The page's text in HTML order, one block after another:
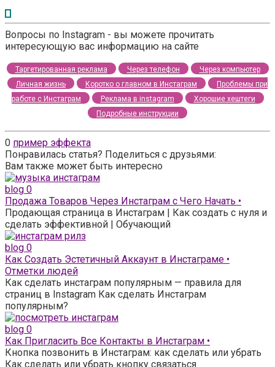
Вопросы по Instagram - вы можете прочитать
интересующую вас информацию на сайте
Таргетированная реклама Через телефон
Через компьютер
Личная жизнь
Коротко о главном в Инстаграм
Проблемы при
работе с Инстаграм
Реклама в instagram
Хорошие хештеги
Подробные инструкции
0 пример эффекта
Понравилась статья? Поделиться с друзьями:
Вам также может быть интересно
blog 0
Продажа Товаров Через Инстаграм с Чего Начать •
Продающая страница в Инстаграм | Как создать с нуля и
сделать эффективной | Обучающий
blog 0
Как Создать Эстетичный Аккаунт в Инстаграме •
Отметки людей
Как сделать инстаграм популярным — правила для
страниц в Instagram Как сделать Инстаграм
популярным?
blog 0
Как Пригласить Все Контакты в Инстаграм •
Кнопка позвонить в Инстаграм: как сделать или убрать
Как сделать или убрать кнопку связаться